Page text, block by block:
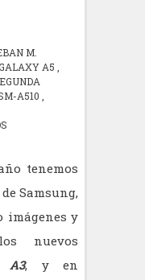
M.
A5
A510
tenemos
Samsung,
imágenes y
nuevos
A3, y en